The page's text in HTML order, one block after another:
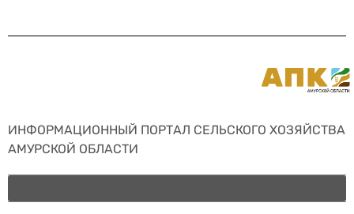
ИНФОРМАЦИОННЫЙ ПОРТАЛ СЕЛЬСКОГО ХОЗЯЙСТВА
АМУРСКОЙ ОБЛАСТИ